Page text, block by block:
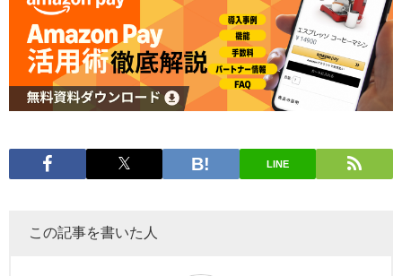
LINE
この記事を書いた人